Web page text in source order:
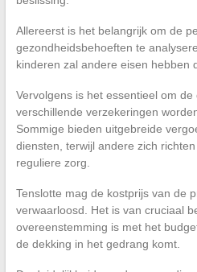
Allereerst is het belangrijk om de
gezondheidsbehoeften te
kinderen zal andere eisen hebben
Vervolgens is het essentieel om
verschillende verzekeringen
Sommige bieden uitgebreide
diensten, terwijl andere zich
reguliere zorg.
Tenslotte mag de kostprijs van de
verwaarloosd. Het is van cruciaal
overeenstemming is met het
de dekking in het gedrang komt.